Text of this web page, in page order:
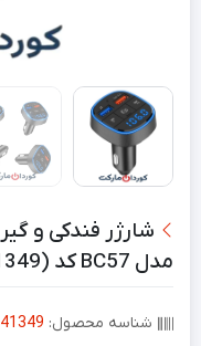
مدل BC57 کد (41349)
شناسه محصول: 41349